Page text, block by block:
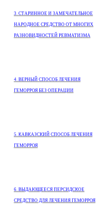
3. СТАРИННОЕ И ЗАМЕЧАТЕЛЬНОЕ
НАРОДНОЕ СРЕДСТВО ОТ МНОГИХ
РАЗНОВИДНОСТЕЙ РЕВМАТИЗМА
4. ВЕРНЫЙ СПОСОБ ЛЕЧЕНИЯ
ГЕМОРРОЯ БЕЗ ОПЕРАЦИИ
5. КАВКАЗСКИЙ СПОСОБ ЛЕЧЕНИЯ
ГЕМОРРОЯ
6. ВЫДАЮЩЕЕСЯ ПЕРСИДСКОЕ
СРЕДСТВО ДЛЯ ЛЕЧЕНИЯ ГЕМОРРОЯ